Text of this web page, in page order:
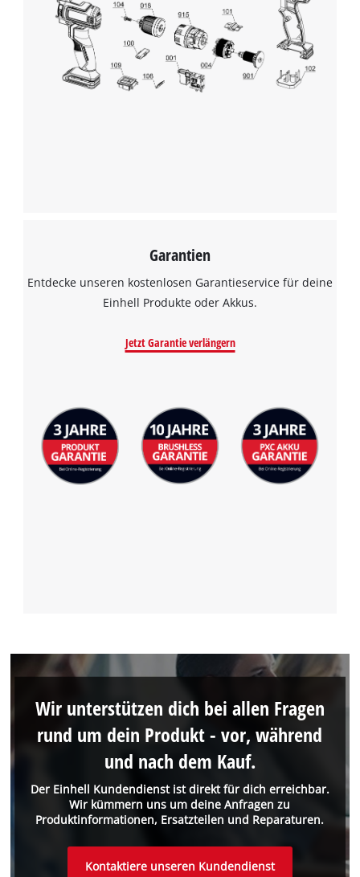
Garantien
Entdecke unseren kostenlosen Garantieservice für deine
Einhell Produkte oder Akkus.
Jetzt Garantie verlängern
Der Einhell Kundendienst ist direkt für dich erreichbar.
Wir kümmern uns um deine Anfragen zu
Produktinformationen, Ersatzteilen und Reparaturen.
Wir unterstützen dich bei allen Fragen
rund um dein Produkt - vor, während
und nach dem Kauf.
Kontaktiere unseren Kundendienst